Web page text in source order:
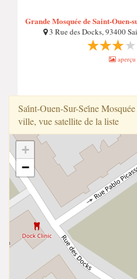
Grande Mosquée de Saint-Ouen-
3 Rue des Docks, 93400
Sai̇̇nt-Ouen-Sur-Sei̇̇ne
ville, vue satellite de la liste
+
−